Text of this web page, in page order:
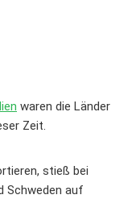
waren die Länder
Zeit.
stieß bei
Schweden auf